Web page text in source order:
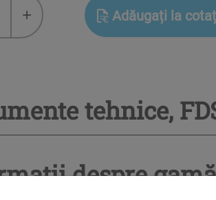
+ Adăugați la
tehnice,
despre gamă